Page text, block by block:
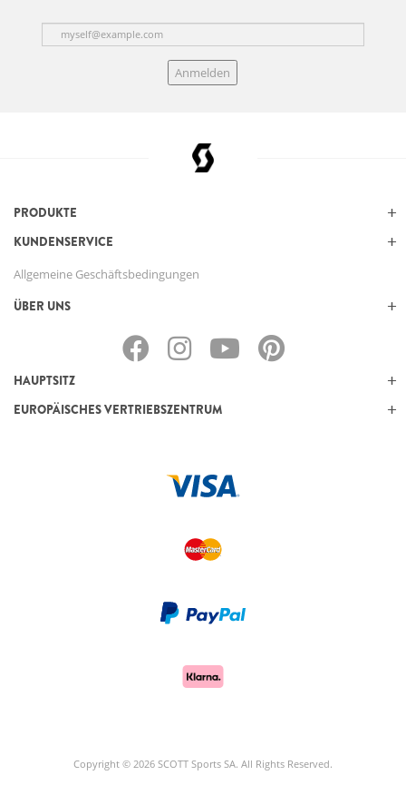
Anmelden
PRODUKTE
KUNDENSERVICE
Allgemeine Geschäftsbedingungen
ÜBER UNS
HAUPTSITZ
EUROPÄISCHES VERTRIEBSZENTRUM
Copyright © 2026 SCOTT Sports SA. All Rights Reserved.